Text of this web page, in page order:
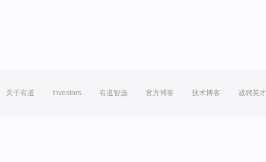
关于有道 Investors 有道智选 官方博客 技术博客 诚聘英才